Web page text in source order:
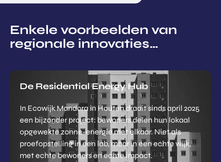
Enkele voorbeelden van
regionale innovaties…
De Residential Energy Hub
In Ecowijk Mandora in Houten draait sinds april 2025
een bijzonder project: bewoners delen hun lokaal
opgewekte zonne-energie met elkaar. Niet als
proefopstelling in een lab, maar in een echte wijk,
met echte bewoners en echte impact.